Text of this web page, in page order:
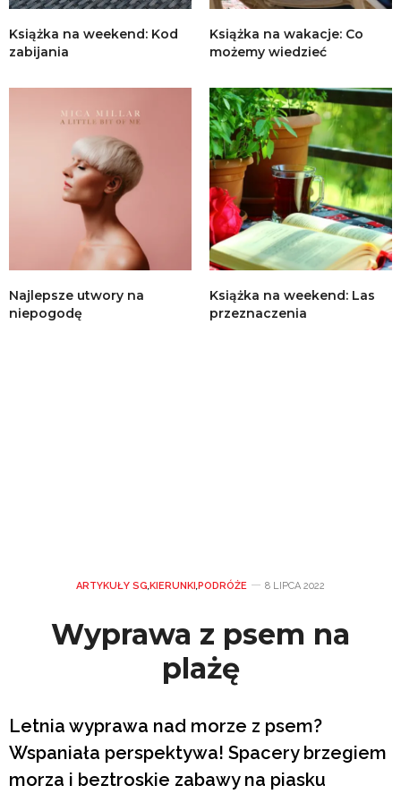
Książka na weekend: Kod
zabijania
Książka na wakacje: Co
możemy wiedzieć
Najlepsze utwory na
niepogodę
Książka na weekend: Las
przeznaczenia
ARTYKUŁY SG,KIERUNKI,PODRÓŻE 8 LIPCA 2022
Wyprawa z psem na
plażę
Letnia wyprawa nad morze z psem?
Wspaniała perspektywa! Spacery brzegiem
morza i beztroskie zabawy na piasku